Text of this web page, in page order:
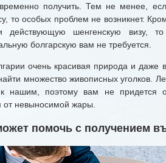
получить. Тем не менее,
то особых проблем не возникнет.
действующую шенгенскую визу,
болгарскую вам не требуется.
очень красивая природа и даже в
множество живописных уголков.
нашим, поэтому вам не придется
от невыносимой жары.
помочь с получением